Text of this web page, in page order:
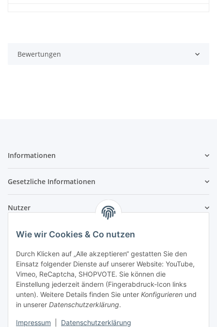
Wie wir Cookies & Co nutzen
Durch Klicken auf „Alle akzeptieren“ gestatten Sie den
Einsatz folgender Dienste auf unserer Website: YouTube,
Vimeo, ReCaptcha, SHOPVOTE. Sie können die
Einstellung jederzeit ändern (Fingerabdruck-Icon links
unten). Weitere Details finden Sie unter Konfigurieren und
in unserer Datenschutzerklärung.
Impressum Datenschutzerklärung
Bewertungen
Informationen
Gesetzliche Informationen
Nutzer